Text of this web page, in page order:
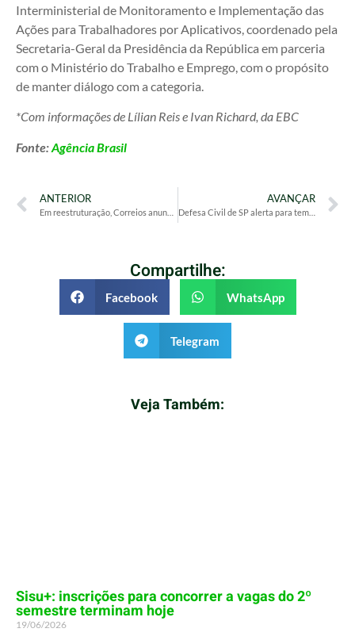
Interministerial de Monitoramento e Implementação das
Ações para Trabalhadores por Aplicativos, coordenado pela
Secretaria-Geral da Presidência da República em parceria
com o Ministério do Trabalho e Emprego, com o propósito
de manter diálogo com a categoria.
*Com informações de Lílian Reis e Ivan Richard, da EBC
Fonte:Agência Brasil
ANTERIOR AVANÇAR
Defesa Civil de SP alerta para temporais desta quinta até sexta
Compartilhe:
Facebook WhatsApp
Telegram
Veja Também:
Sisu+: inscrições para concorrer a vagas do 2º
semestre terminam hoje
19/06/2026